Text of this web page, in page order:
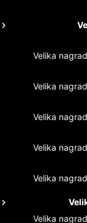
Velika
Velika
Velika
Velika
Velika
Velika